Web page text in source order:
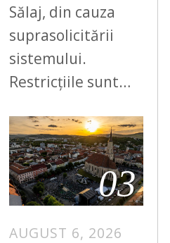
Sălaj, din cauza
suprasolicitării
sistemului.
Restricțiile sunt…
03
AUGUST 6, 2026